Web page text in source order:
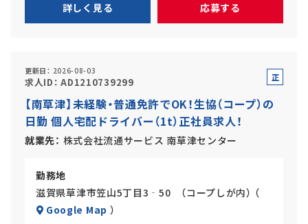
詳しく見る 応募する
更新日 2026-08-03
求人ID AD1210739299
正
員
【南草津】未経験・普通免許でOK！生協（コープ）の
日勤 個人宅配ドライバー（1t）正社員求人！
就業先 株式会社流通サービス 南草津センター
勤務地
滋賀県草津市笠山5丁目3‐50 （コープしが内） （
Google Map ）